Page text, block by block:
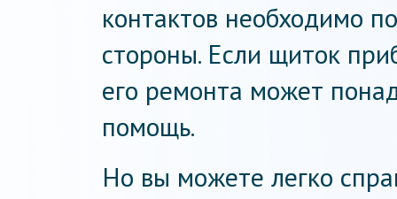
контактов необходимо
стороны. Если щиток
его ремонта может
помощь.
Но вы можете легко